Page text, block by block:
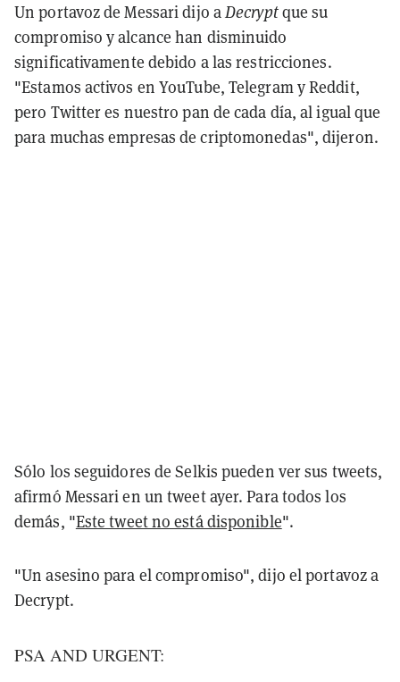
Un portavoz de Messari dijo aDecryptque su
compromiso y alcance han disminuido
significativamente debido a las restricciones.
"Estamos activos en YouTube, Telegram y Reddit,
pero Twitter es nuestro pan de cada día, al igual que
para muchas empresas de criptomonedas", dijeron.
Sólo los seguidores de Selkis pueden ver sus tweets,
afirmó Messari en un tweet ayer. Para todos los
demás, "Este tweet no está disponible".
"Un asesino para el compromiso", dijo el portavoz a
Decrypt.
PSA AND URGENT: